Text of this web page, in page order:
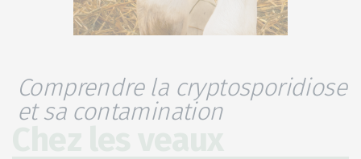
Comprendre la cryptosporidiose
et sa contamination